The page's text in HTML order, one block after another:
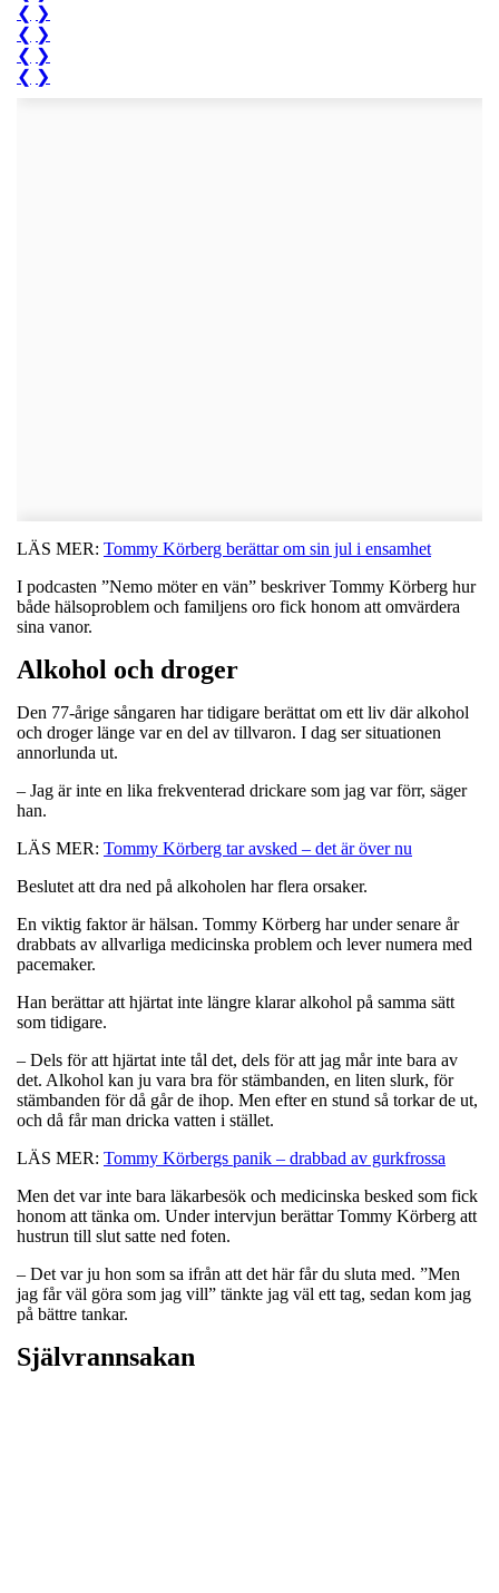
❮ ❯
❮ ❯
❮ ❯
❮ ❯
LÄS MER: Tommy Körberg berättar om sin jul i ensamhet
I podcasten ”Nemo möter en vän” beskriver Tommy Körberg hur
både hälsoproblem och familjens oro fick honom att omvärdera
sina vanor.
Alkohol och droger
Den 77-årige sångaren har tidigare berättat om ett liv där alkohol
och droger länge var en del av tillvaron. I dag ser situationen
annorlunda ut.
– Jag är inte en lika frekventerad drickare som jag var förr, säger
han.
LÄS MER: Tommy Körberg tar avsked – det är över nu
Beslutet att dra ned på alkoholen har flera orsaker.
En viktig faktor är hälsan. Tommy Körberg har under senare år
drabbats av allvarliga medicinska problem och lever numera med
pacemaker.
Han berättar att hjärtat inte längre klarar alkohol på samma sätt
som tidigare.
– Dels för att hjärtat inte tål det, dels för att jag mår inte bara av
det. Alkohol kan ju vara bra för stämbanden, en liten slurk, för
stämbanden för då går de ihop. Men efter en stund så torkar de ut,
och då får man dricka vatten i stället.
LÄS MER: Tommy Körbergs panik – drabbad av gurkfrossa
Men det var inte bara läkarbesök och medicinska besked som fick
honom att tänka om. Under intervjun berättar Tommy Körberg att
hustrun till slut satte ned foten.
– Det var ju hon som sa ifrån att det här får du sluta med. ”Men
jag får väl göra som jag vill” tänkte jag väl ett tag, sedan kom jag
på bättre tankar.
Självrannsakan